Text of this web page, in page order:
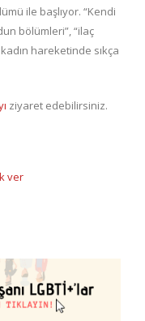
ile başlıyor. “Kendi
bölümleri”, “ilaç
hareketinde sıkça
ziyaret edebilirsiniz.
ver